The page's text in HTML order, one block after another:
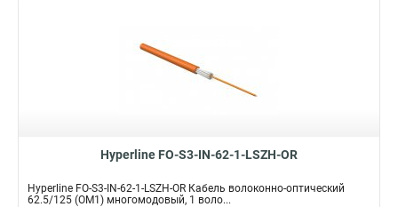
Hyperline FO-S3-IN-62-1-LSZH-OR
Hyperline FO-S3-IN-62-1-LSZH-OR Кабель волоконно-оптический
62.5/125 (OM1) многомодовый, 1 воло...